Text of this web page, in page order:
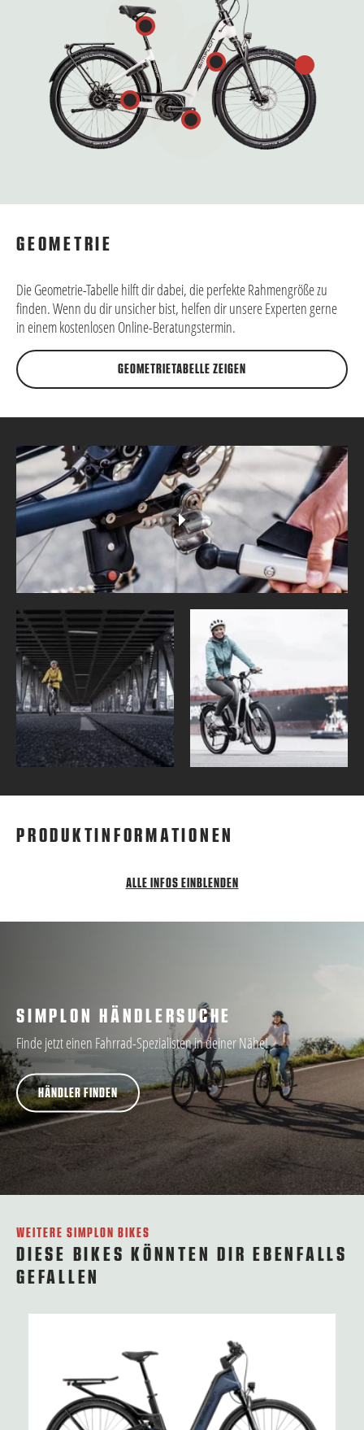
GEOMETRIE
Die Geometrie-Tabelle hilft dir dabei, die perfekte Rahmengröße zu
finden. Wenn du dir unsicher bist, helfen dir unsere Experten gerne
in einem kostenlosen Online-Beratungstermin.
GEOMETRIETABELLE ZEIGEN
PRODUKTINFORMATIONEN
ALLE INFOS EINBLENDEN
SIMPLON HÄNDLERSUCHE
Finde jetzt einen Fahrrad-Spezialisten in deiner Nähe!
HÄNDLER FINDEN
WEITERE SIMPLON BIKES
DIESE BIKES KÖNNTEN DIR EBENFALLS
GEFALLEN